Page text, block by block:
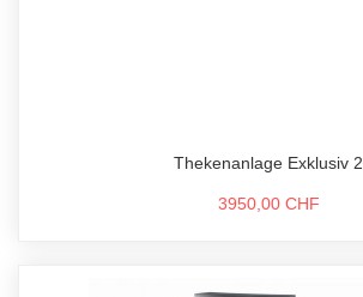
Thekenanlage Exklusiv 2
3950,00 CHF